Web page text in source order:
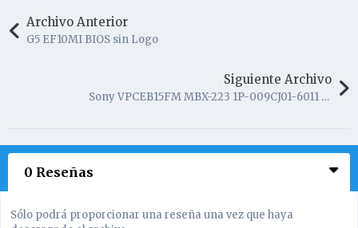
Archivo Anterior
G5 EF10MI BIOS sin Logo
Siguiente Archivo
Sony VPCEB15FM MBX-223 1P-009CJ01-6011 REV.1.1
0 Reseñas
Sólo podrá proporcionar una reseña una vez que haya